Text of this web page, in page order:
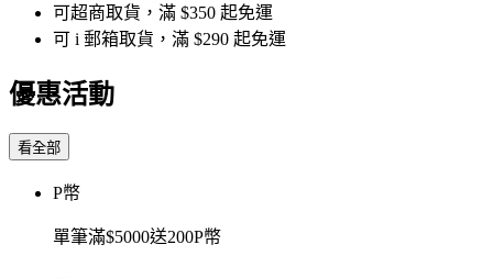
可超商取貨，滿 $350 起免運
可 i 郵箱取貨，滿 $290 起免運
優惠活動
看全部
P幣
單筆滿$5000送200P幣